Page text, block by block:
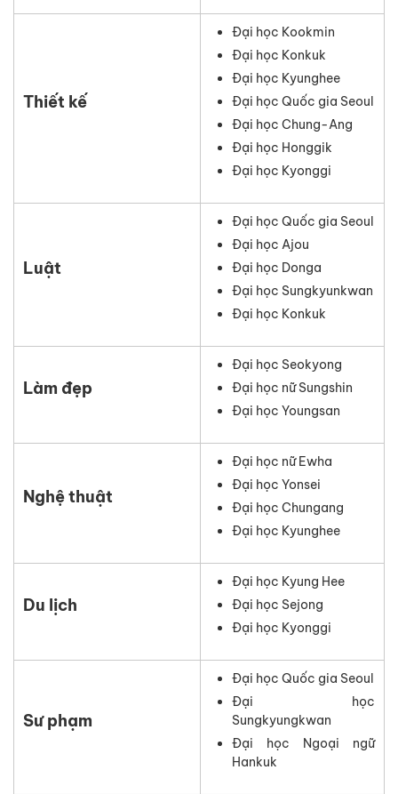
Thiết kế
Đại học Kookmin
Đại học Konkuk
Đại học Kyunghee
Đại học Quốc gia Seoul
Đại học Chung-Ang
Đại học Honggik
Đại học Kyonggi
Luật
Đại học Quốc gia Seoul
Đại học Ajou
Đại học Donga
Đại học Sungkyunkwan
Đại học Konkuk
Làm đẹp
Đại học Seokyong
Đại học nữ Sungshin
Đại học Youngsan
Nghệ thuật
Đại học nữ Ewha
Đại học Yonsei
Đại học Chungang
Đại học Kyunghee
Du lịch
Đại học Kyung Hee
Đại học Sejong
Đại học Kyonggi
Sư phạm
Đại học Quốc gia Seoul
Đại học
Sungkyungkwan
Đại học Ngoại ngữ
Hankuk